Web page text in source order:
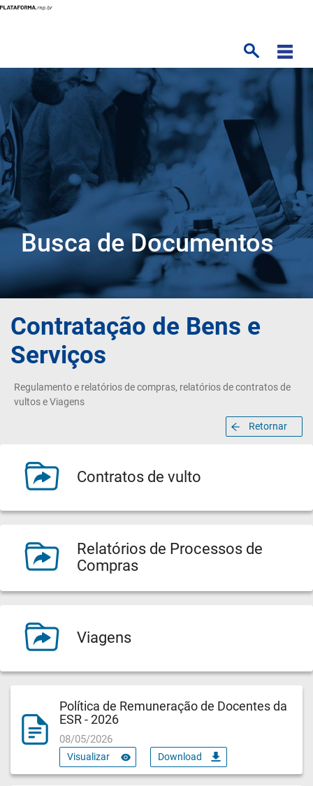
Pular
conteúdo
principal
Busca de Documentos
Contratação de Bens e
Serviços
Regulamento e relatórios de compras, relatórios de contratos de
vultos e Viagens
Retornar
Contratos de vulto
Relatórios de Processos de
Compras
Viagens
Política de Remuneração de Docentes da
ESR - 2026
08/05/2026
Visualizar Download